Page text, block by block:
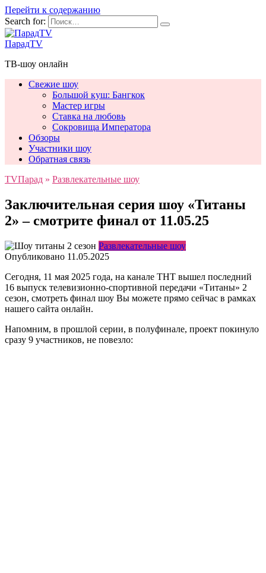
Перейти к содержанию
Search for:
ПарадTV
ТВ-шоу онлайн
Свежие шоу
Большой куш: Бангкок
Мастер игры
Ставка на любовь
Сокровища Императора
Обзоры
Участники шоу
Обратная связь
TVПарад » Развлекательные шоу
Заключительная серия шоу «Титаны
2» – смотрите финал от 11.05.25
Развлекательные шоу
Опубликовано 11.05.2025
Сегодня, 11 мая 2025 года, на канале ТНТ вышел последний
16 выпуск телевизионно-спортивной передачи «Титаны» 2
сезон, смотреть финал шоу Вы можете прямо сейчас в рамках
нашего сайта онлайн.
Напомним, в прошлой серии, в полуфинале, проект покинуло
сразу 9 участников, не повезло: